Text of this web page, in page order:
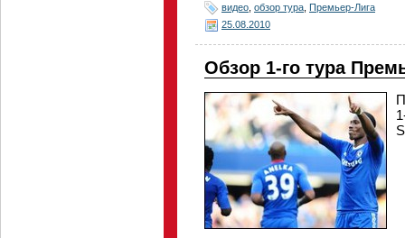
видео обзор тура Премьер-Лига
25.08.2010
Обзор 1-го тура